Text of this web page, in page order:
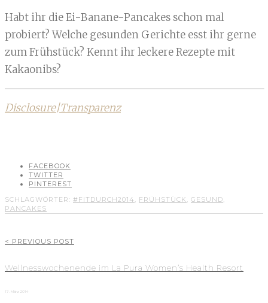
Habt ihr die Ei-Banane-Pancakes schon mal
probiert? Welche gesunden Gerichte esst ihr gerne
zum Frühstück? Kennt ihr leckere Rezepte mit
Kakaonibs?
Disclosure|Transparenz
FACEBOOK
TWITTER
PINTEREST
SCHLAGWÖRTER: #FITDURCH2014 , FRÜHSTÜCK , GESUND,
PANCAKES
< PREVIOUS POST
Wellnesswochenende im La Pura Women’s Health Resort
17. März 2014